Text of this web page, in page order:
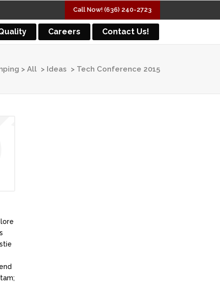
Call Now! (636) 240-2723
Careers Contact Us!
> All > Ideas > Tech Conference 2015